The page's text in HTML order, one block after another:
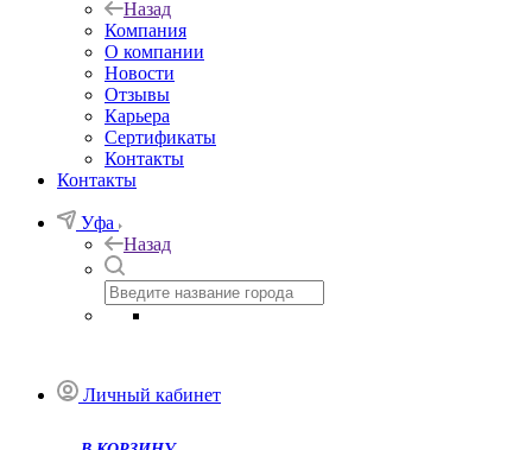
Назад
Компания
О компании
Новости
Отзывы
Карьера
Сертификаты
Контакты
Контакты
Уфа
Назад
Личный кабинет